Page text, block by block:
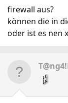
firewall aus?
können die in
oder ist es nen